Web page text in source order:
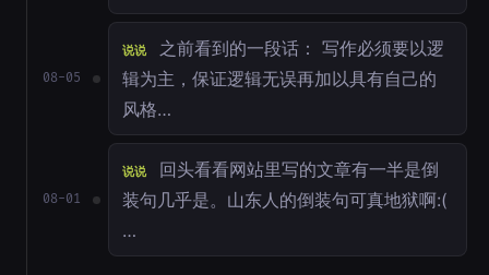
08-05
说说
之前看到的一段话： 写作必须要以逻
辑为主，保证逻辑无误再加以具有自己的
风格…
08-01
说说
回头看看网站里写的文章有一半是倒
装句几乎是。山东人的倒装句可真地狱啊:(
…